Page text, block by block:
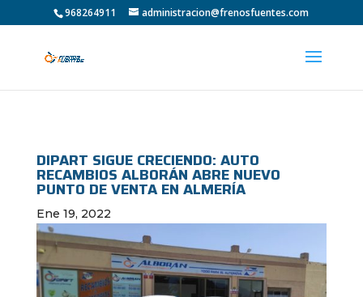
968264911 administracion@frenosfuentes.com
DIPART SIGUE CRECIENDO: AUTO
RECAMBIOS ALBORÁN ABRE NUEVO
PUNTO DE VENTA EN ALMERÍA
Ene 19, 2022